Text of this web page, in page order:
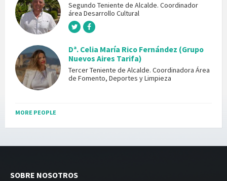
Segundo Teniente de Alcalde. Coordinador
área Desarrollo Cultural
Dª. Celia María Rico Fernández (Grupo
Nuevos Aires Tarifa)
Tercer Teniente de Alcalde. Coordinadora Área
de Fomento, Deportes y Limpieza
MORE PEOPLE
SOBRE NOSOTROS